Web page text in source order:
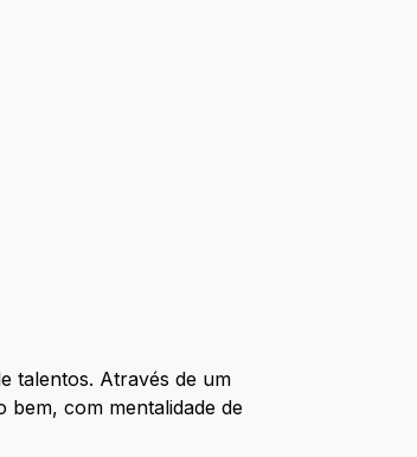
talentos. Através de um
bem, com mentalidade de